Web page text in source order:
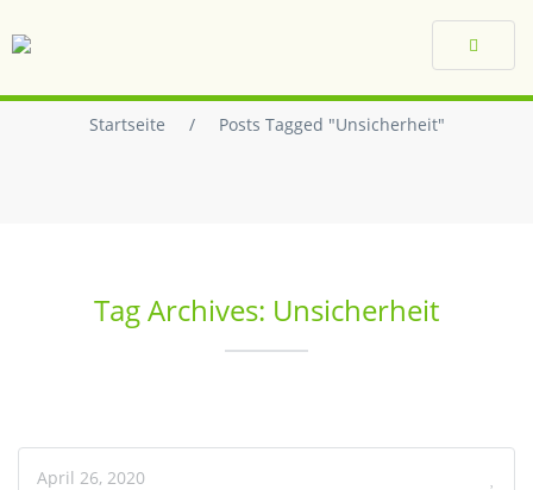
Toggle
Startseite / Posts Tagged "Unsicherheit"
Tag Archives: Unsicherheit
April 26, 2020